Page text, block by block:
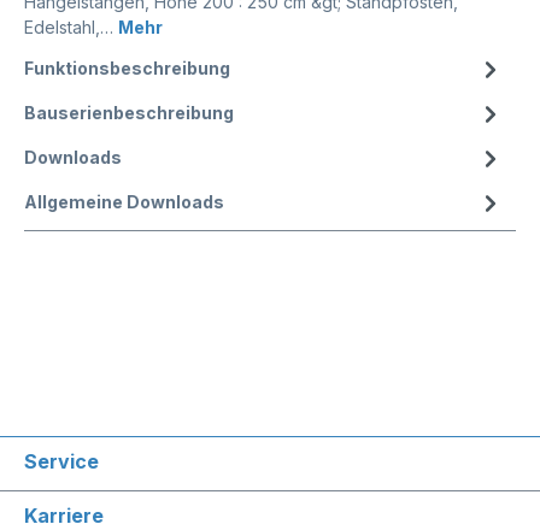
Edelstahl,… Mehr
Funktionsbeschreibung
Bauserienbeschreibung
Downloads
Allgemeine Downloads
Service
Karriere